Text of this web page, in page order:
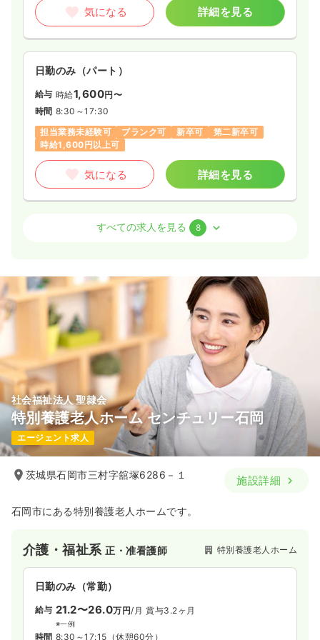
気になる 詳細を見る
日勤のみ（パート）
給与 時給1,600円〜
時間 8:30～17:30
担当業務未経験可
ブランク可 新卒可
第二新卒可
時給1,600円以上可
気になる 詳細を見る
正・准看護師
給与 26.0万円/月 賞与4ヶ月
※経験4年の例
時間 8:30～17:30
（休憩60分）
日祝休み
4週8休以上 担当業務未経験可
ブランク可
新卒可
月給26万円以上可
気になる 詳細を見る
2交代（常勤）
給与 32.4万円〜/月 賞与2回
※経験4年の例
時間 8:30～17:30 （休憩60分）
新卒可
月給32万円以上可
気になる 詳細を見る
日勤のみ（パート）
時給1,600
すべての求人を見る 8
社会福祉法人 聖隷会
特別養護老人ホーム センチュリー石岡
エージェント求人
茨城県石岡市三村字舘塚6286－１ 施設詳細
石岡市にある特別養護老人ホームです。
介護・福祉系正・准看護師 特別養護老人ホーム
日勤のみ（常勤）
給与 21.2〜26.0万円/月 賞与3.2ヶ月
※一例
時間 8:30～17:15 （休憩60分）